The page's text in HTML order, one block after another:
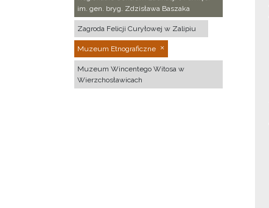
im. gen. bryg. Zdzisława Baszaka
Zagroda Felicji Curyłowej w Zalipiu
Muzeum Etnograficzne
Muzeum Wincentego Witosa w
Wierzchosławicach